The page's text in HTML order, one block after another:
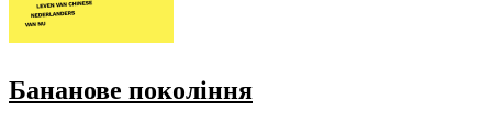
Бананове покоління